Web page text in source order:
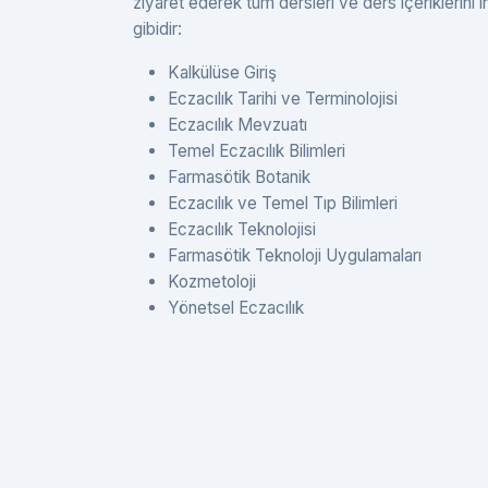
gibidir:
Kalkülüse Giriş
Eczacılık Tarihi ve Terminolojisi
Eczacılık Mevzuatı
Temel Eczacılık Bilimleri
Farmasötik Botanik
Eczacılık ve Temel Tıp Bilimleri
Eczacılık Teknolojisi
Farmasötik Teknoloji Uygulamaları
Kozmetoloji
Yönetsel Eczacılık